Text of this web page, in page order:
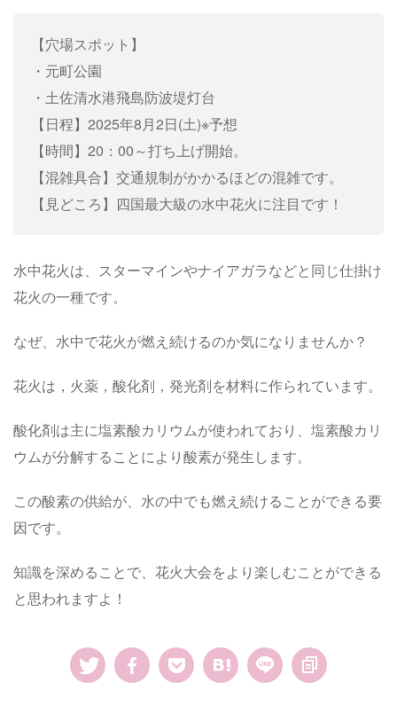
【穴場スポット】
・元町公園
・土佐清水港飛島防波堤灯台
【日程】2025年8月2日(土)※予想
【時間】20：00～打ち上げ開始。
【混雑具合】交通規制がかかるほどの混雑です。
【見どころ】四国最大級の水中花火に注目です！
水中花火は、スターマインやナイアガラなどと同じ仕掛け
花火の一種です。
なぜ、水中で花火が燃え続けるのか気になりませんか？
花火は，火薬，酸化剤，発光剤を材料に作られています。
酸化剤は主に塩素酸カリウムが使われており、塩素酸カリ
ウムが分解することにより酸素が発生します。
この酸素の供給が、水の中でも燃え続けることができる要
因です。
知識を深めることで、花火大会をより楽しむことができる
と思われますよ！